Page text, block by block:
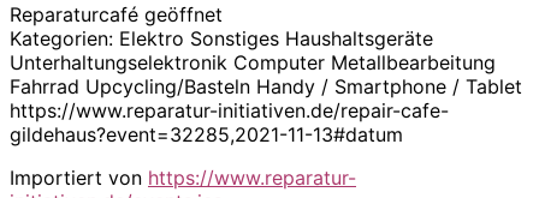
Reparaturcafé geöffnet
Kategorien: Elektro Sonstiges Haushaltsgeräte
Unterhaltungselektronik Computer Metallbearbeitung
Fahrrad Upcycling/Basteln Handy / Smartphone / Tablet
https://www.reparatur-initiativen.de/repair-cafe-
gildehaus?event=32285,2021-11-13#datum
Importiert von https://www.reparatur-